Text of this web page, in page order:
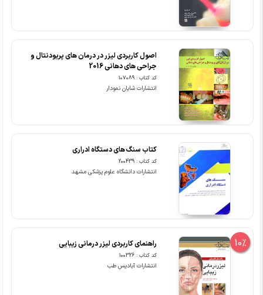
اصول کاربردی لیزر در درمان های پریودنتال و
جراحی های دهانی 2016
کد کتاب : 107089
انتشارات شایان نمودار
کتاب سنگ های دستگاه ادراری
کد کتاب : 200439
انتشارات دانشگاه علوم پزشکی مشهد
10% راهنمای کاربردی لیزر درمانی زیبایی
کد کتاب : 100326
انتشارات آبادیس طب